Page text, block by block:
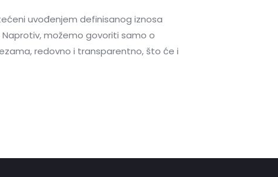
uvođenjem definisanog iznosa
možemo govoriti samo o
redovno i transparentno, što će i